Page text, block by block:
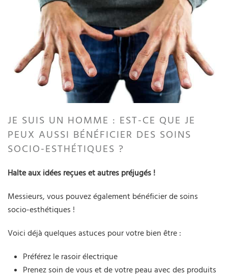
JE SUIS UN HOMME : EST-CE QUE JE
PEUX AUSSI BÉNÉFICIER DES SOINS
SOCIO-ESTHÉTIQUES ?
Halte aux idées reçues et autres préjugés !
Messieurs, vous pouvez également bénéficier de soins
socio-esthétiques !
Voici déjà quelques astuces pour votre bien être :
Préférez le rasoir électrique
Prenez soin de vous et de votre peau avec des produits